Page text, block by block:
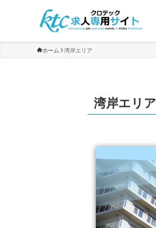
ホーム 湾岸エリア
湾岸エリア